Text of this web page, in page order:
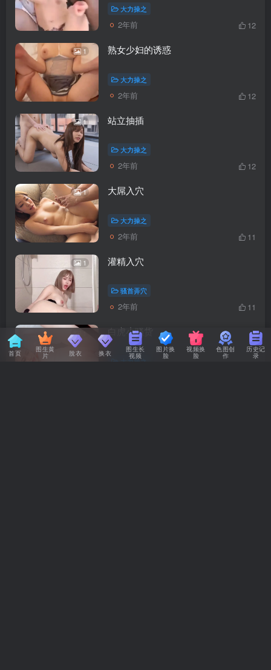
大力操之
2年前 12
1 熟女少妇的诱惑
大力操之
2年前 12
1 站立抽插
大力操之
2年前 12
1 大屌入穴
大力操之
2年前 11
1 灌精入穴
骚首弄穴
2年前 11
白虎小骚货
大力操之
首页 图生黄
片 脫衣 换衣 图生长
视频
图片换
脸
视频换
脸
色图创
作
历史记
录